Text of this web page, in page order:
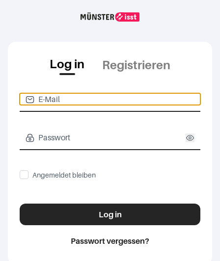
Log in Registrieren
Angemeldet bleiben
Log in
Passwort vergessen?